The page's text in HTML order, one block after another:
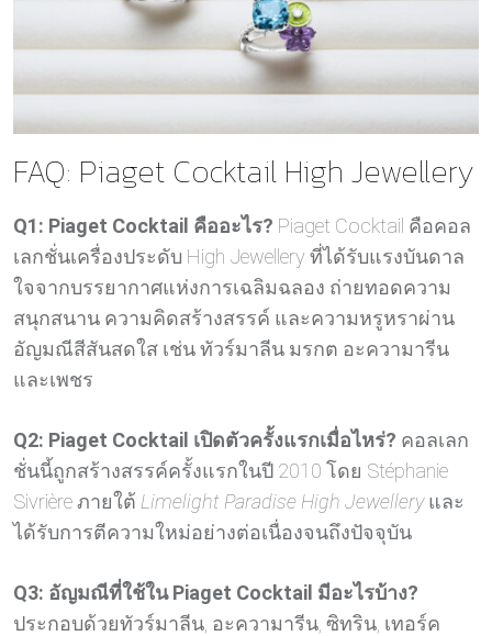
FAQ: Piaget Cocktail High Jewellery
Q1: Piaget Cocktail คืออะไร? Piaget Cocktail คือคอล
เลกชั่นเครื่องประดับ High Jewellery ที่ได้รับแรงบันดาล
ใจจากบรรยากาศแห่งการเฉลิมฉลอง ถ่ายทอดความ
สนุกสนาน ความคิดสร้างสรรค์ และความหรูหราผ่าน
อัญมณีสีสันสดใส เช่น ทัวร์มาลีน มรกต อะความารีน
และเพชร
Q2: Piaget Cocktail เปิดตัวครั้งแรกเมื่อไหร่? คอลเลก
ชั่นนี้ถูกสร้างสรรค์ครั้งแรกในปี 2010 โดย Stéphanie
Sivrière ภายใต้ Limelight Paradise High Jewelleryและ
ได้รับการตีความใหม่อย่างต่อเนื่องจนถึงปัจจุบัน
Q3: อัญมณีที่ใช้ใน Piaget Cocktail มีอะไรบ้าง?
ประกอบด้วยทัวร์มาลีน, อะความารีน, ซิทริน, เทอร์ค